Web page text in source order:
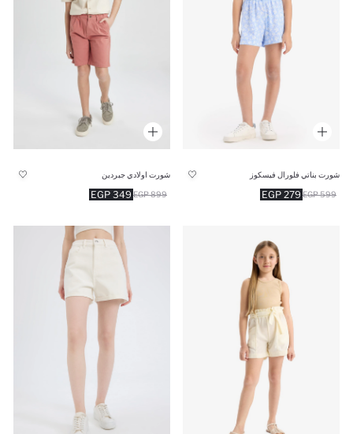
شورت بناتي فلورال فيسكوز
279 EGP 599 EGP
شورت اولادي جبردين
349 EGP 899 EGP